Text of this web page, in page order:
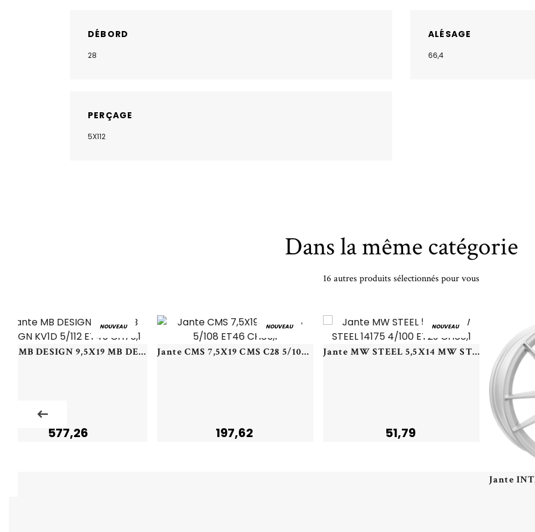
DÉBORD
28
ALÉSAGE
66,4
PERÇAGE
5X112
Dans la même catégorie
16 autres produits sélectionnés pour vous
NOUVEAU
Jante MB DESIGN 9,5X19 MB DESIGN KV1D 5/112 ET45 CH75,1
577,26
NOUVEAU
Jante CMS 7,5X19 CMS C28 5/108 ET46 CH65,1
197,62
NOUVEAU
Jante MW STEEL 5,5X14 MW STEEL 14175 4/100 ET29 CH60,1
51,79